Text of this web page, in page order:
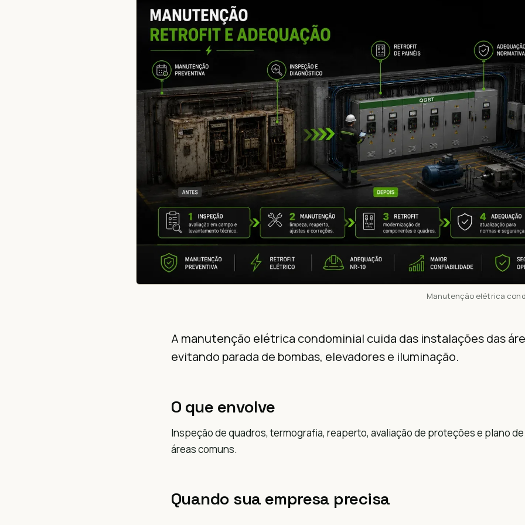
Manutenção elétrica
A manutenção elétrica condominial cuida das instalações das
evitando parada de bombas, elevadores e iluminação.
O que envolve
Inspeção de quadros, termografia, reaperto, avaliação de proteções e plano
áreas comuns.
Quando sua empresa precisa